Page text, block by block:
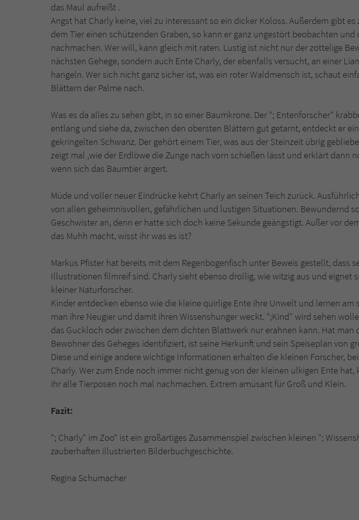
das Maul aufreißt .
Angst hat Charly keine, viel zu interessant so ein dicker Koloss. Außerdem gibt
dem Tier einen schützenden Graben, so kann er ganz ungestört beobachten und
nachmachen. Wer will, kann gleich mit raten. Lustig ist nicht nur der zottelige
nächsten Gehege, sondern auch Ente Charly, der ebenfalls versucht, an einer
hangeln. Wer sich nicht ganz sicher ist, was ein roter Waldmensch ist, schaut
Blättern der Palme nach.
Was es da alles zu sehen gibt, in so einer Baumkrone. Der "; Entenforscher"
entlang und siehe da, zwischen den obersten Blättern gut getarnt, entdeckt er
gekringelten Schwanz. Der gehört einem Tier, was aus der Steinzeit übrig
zeigt mal ,wie der Erdlöwe die Zunge nach vorn schießen lässt und erklärt dann
wenn sich das Baumtier ärgert.
Müde und voller neuer Eindrücke kehrt Charly an seinen Teich zurück.
von allen geheimnisvollen, gefährlichen und lustigen Situationen. Bewundernd
Geschwister an, denn er hatte sich doch keine Sekunde geängstigt. Außer vor
das Muhh macht, wisst ihr was es ist?
Markus Pfister hat bereits mit dem Regenbogenfisch unter Beweis gestellt, dass
Illustrationen filmreif sind. Charly sieht ebenso drollig, wie witzig aus und eignet
kleiner Naturforscher.
Kinder entdecken ebenso wie die kleine quirlige Ente ihre Unwelt und lernen am
man ihre Neugier und damit ihren Wissenshunger weckt. ";Kind" wird sehen
das Guckloch oder zwischen dem dichten Blattwerk nur erahnen kann. Hat man
Bewohner des Geheges identifiziert, ist seine Herkunft und sein Speiseplan von
Diese und einige andere wichtige Informationen erhalten die kleinen Forscher,
Charly. Wer zum Ende noch immer nicht genug von der kleinen ulkigen Ente hat,
ihr alle Tierposen noch mal nachmachen. Extrem amüsant für Groß und Klein.
Fazit:
"; Charly" im Zoo" ist ein großartiges Zusammenspiel zwischen kleinen ";
zauberhaften illustrierten Bilderbuchgeschichte.
Regina Schumacher